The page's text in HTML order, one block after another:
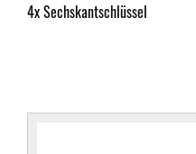
4x Sechskantschlüssel